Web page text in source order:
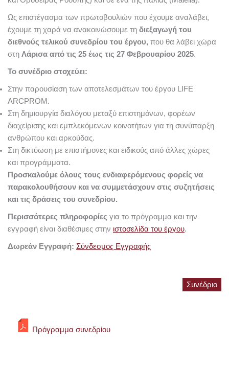
Ως επιστέγασμα των πρωτοβουλιών που έχουμε αναλάβει,
έχουμε τη χαρά να ανακοινώσουμε τη διεξαγωγή του
διεθνούς τελικού συνεδρίου του έργου, που θα λάβει χώρα
στη Λάρισα από τις 25 έως τις 27 Φεβρουαρίου 2025.
Το συνέδριο στοχεύει:
Στην παρουσίαση των αποτελεσμάτων του έργου LIFE
ARCPROM.
Στη δημιουργία διαλόγου μεταξύ επιστημόνων, φορέων
διαχείρισης και εμπλεκόμενων κοινοτήτων για τη συνύπαρξη
ανθρώπου και αρκούδας.
Στη δικτύωση με επιστήμονες και ειδικούς από άλλες χώρες
και προγράμματα.
Προσκαλούμε όλους τους ενδιαφερόμενους φορείς να
παρακολουθήσουν και να συμμετάσχουν στις συζητήσεις
και τις δράσεις του συνεδρίου.
Περισσότερες πληροφορίες για το πρόγραμμα και την
εγγραφή είναι διαθέσιμες στην ιστοσελίδα του έργου.
Δωρεάν Εγγραφή: Σύνδεσμος Εγγραφής
Συνέδριο
Πρόγραμμα συνεδρίου